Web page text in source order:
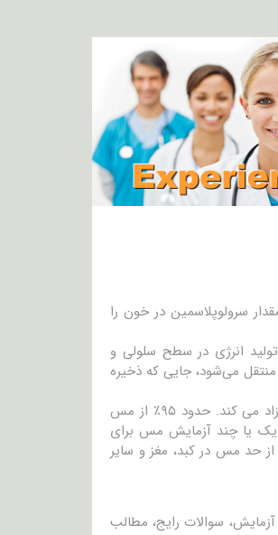
سرولوپلاسمین در خون را
انرژی در سطح سلولی و
می‌شود، جایی که ذخیره
کبد مس را به یک پروتئین متصل می‌کند تا سرولوپلاسمین تولید کند و سپس آن را به جریان خون آزاد می کند. حدود ۹۵٪ از مس
یک یا چند آزمایش مس برای
حد مس در کبد، مغز و سایر
سوالات رایج، مطالب